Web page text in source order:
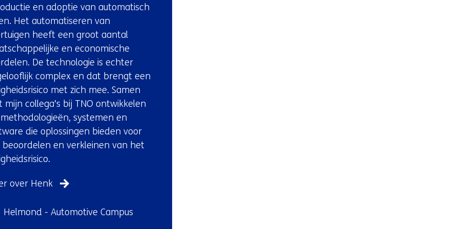
t
e
r
)
(
v
e
r
w
i
j
n
a
met
ons
op)
en adoptie van automatisch
Het automatiseren van
heeft een groot aantal
en economische
De technologie is echter
complex en dat brengt een
met zich mee. Samen
mijn collega’s bij TNO ontwikkelen
systemen en
die oplossingen bieden voor
beoordelen en verkleinen van het
over Henk
Helmond - Automotive Campus